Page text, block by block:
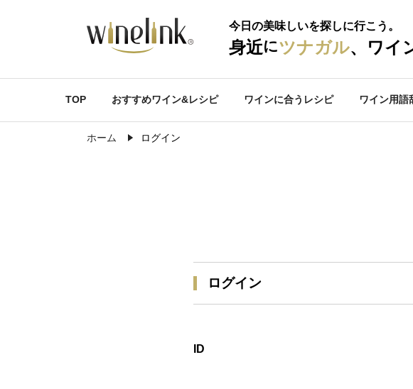
今日の美味しいを探しに行こう。
身近にツナガル、ワイ
TOP おすすめワイン&レシピ ワインに合うレシピ ワイン用語
ホーム ログイン
ログイン
ID